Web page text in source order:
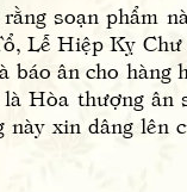
soạn phẩm
Lễ Hiệp Kỵ
ân cho
Hòa thượng
này xin dâng